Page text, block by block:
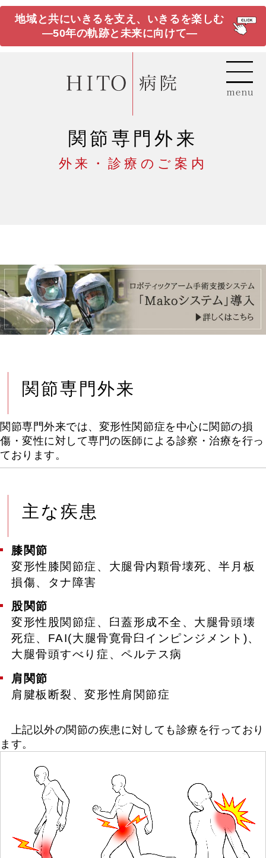
地域と共にいきるを支え、いきるを楽しむ
―50年の軌跡と未来に向けて―
関節専門外来
外来・診療のご案内
関節専門外来
関節専門外来では、変形性関節症を中心に関節の損
傷・変性に対して専門の医師による診察・治療を行っ
ております。
主な疾患
膝関節
変形性膝関節症、大腿骨内顆骨壊死、半月板
損傷、タナ障害
股関節
変形性股関節症、臼蓋形成不全、大腿骨頭壊
死症、FAI(大腿骨寛骨臼インピンジメント)、
大腿骨頭すべり症、ペルテス病
肩関節
肩腱板断裂、変形性肩関節症
上記以外の関節の疾患に対しても診療を行っており
ます。